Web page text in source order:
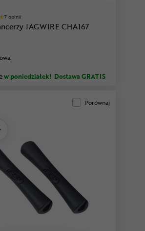
7 opinii
JAGWIRE CHA167
w poniedziałek! Dostawa GRATIS
Porównaj